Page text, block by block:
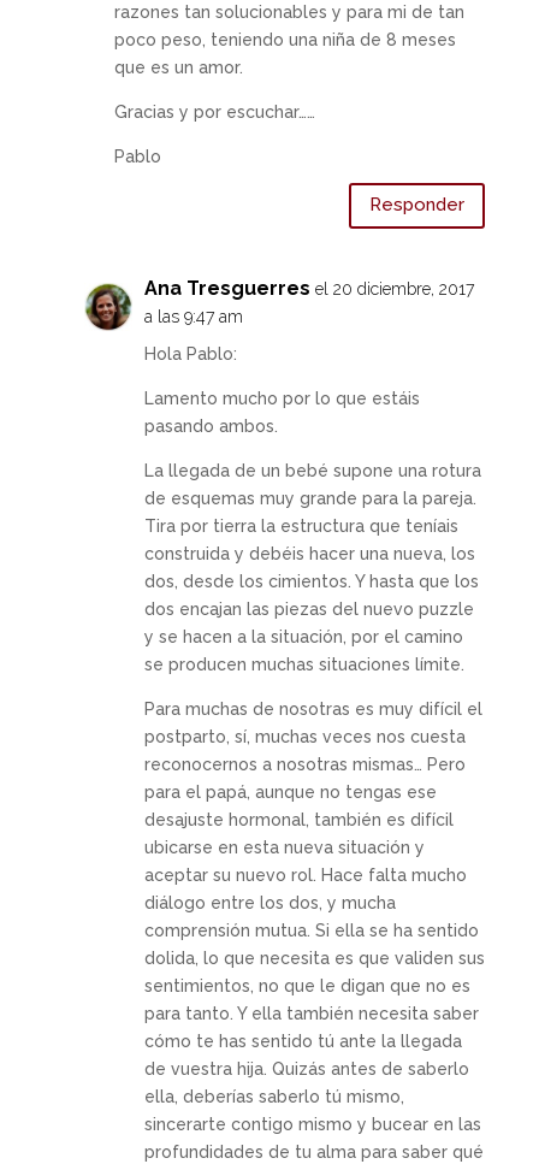
razones tan solucionables y para mi de tan
poco peso, teniendo una niña de 8 meses
que es un amor.
Gracias y por escuchar……
Pablo
Responder
Ana Tresguerres el 20 diciembre, 2017
a las 9:47 am
Hola Pablo:
Lamento mucho por lo que estáis
pasando ambos.
La llegada de un bebé supone una rotura
de esquemas muy grande para la pareja.
Tira por tierra la estructura que teníais
construida y debéis hacer una nueva, los
dos, desde los cimientos. Y hasta que los
dos encajan las piezas del nuevo puzzle
y se hacen a la situación, por el camino
se producen muchas situaciones límite.
Para muchas de nosotras es muy difícil el
postparto, sí, muchas veces nos cuesta
reconocernos a nosotras mismas… Pero
para el papá, aunque no tengas ese
desajuste hormonal, también es difícil
ubicarse en esta nueva situación y
aceptar su nuevo rol. Hace falta mucho
diálogo entre los dos, y mucha
comprensión mutua. Si ella se ha sentido
dolida, lo que necesita es que validen sus
sentimientos, no que le digan que no es
para tanto. Y ella también necesita saber
cómo te has sentido tú ante la llegada
de vuestra hija. Quizás antes de saberlo
ella, deberías saberlo tú mismo,
sincerarte contigo mismo y bucear en las
profundidades de tu alma para saber qué